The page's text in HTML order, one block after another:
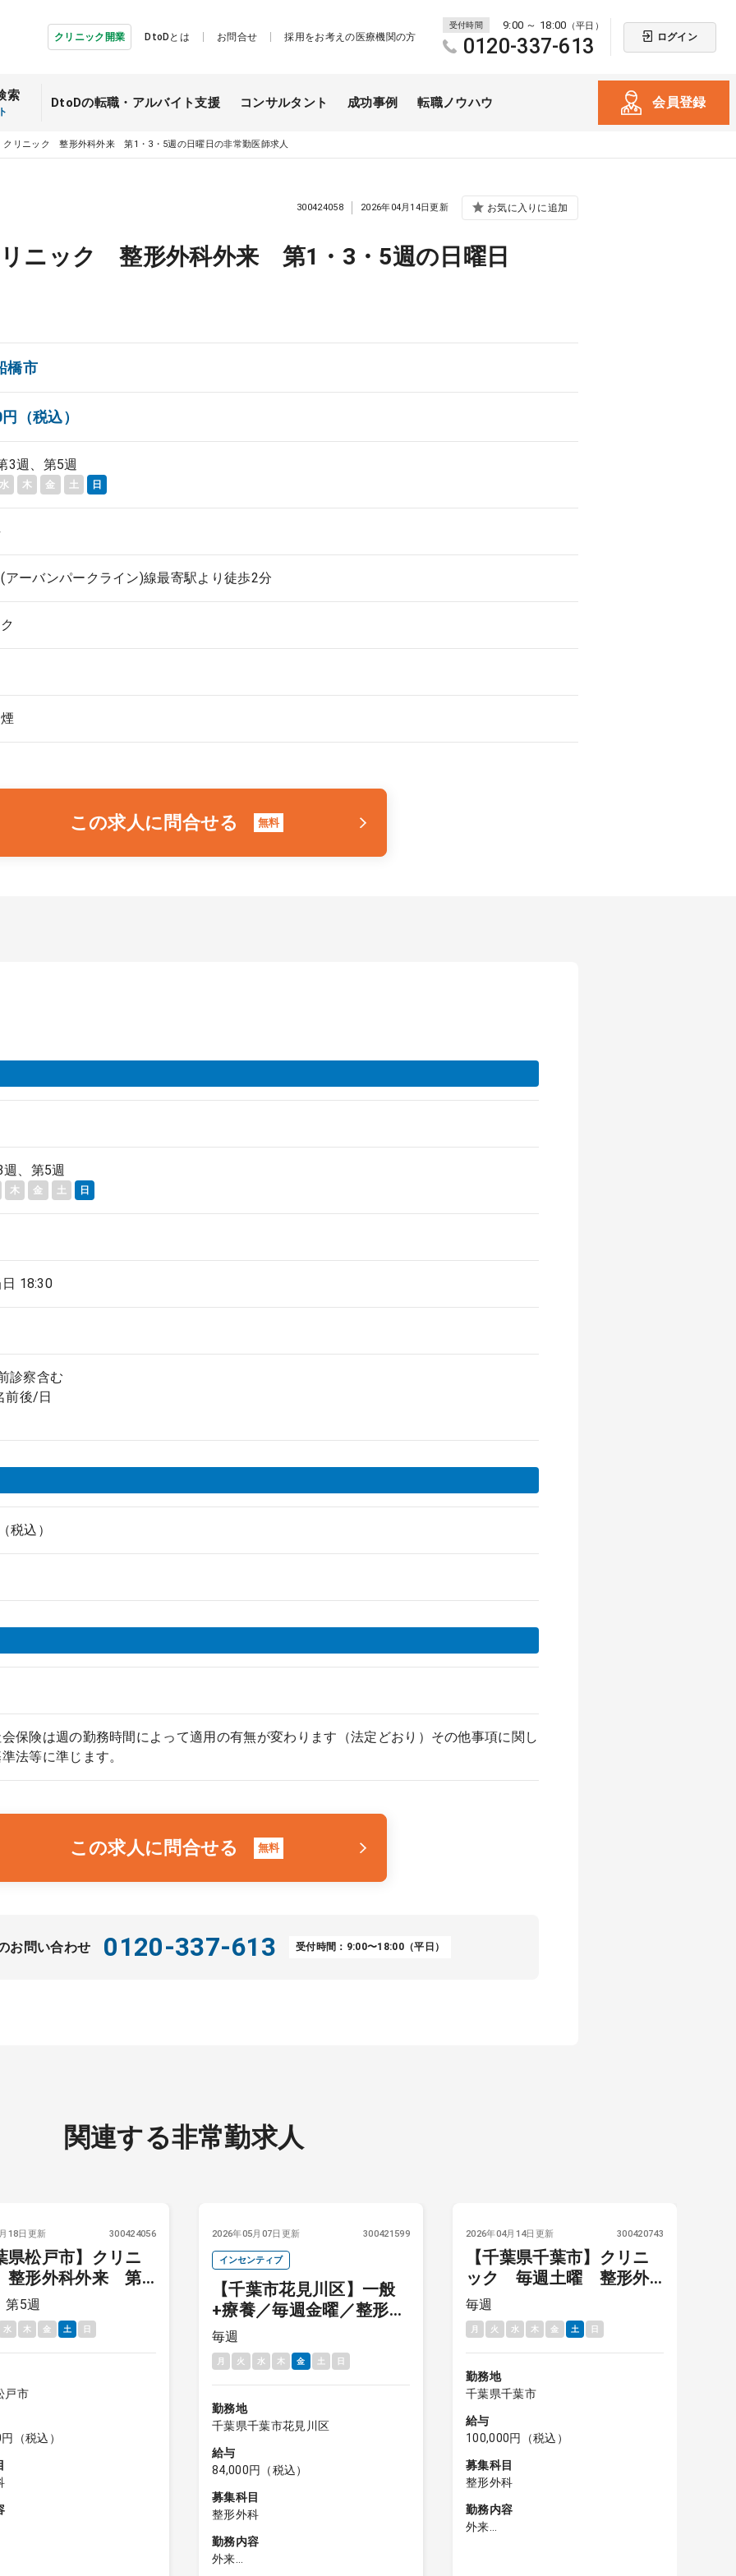
クリニック開業 DtoDとは お問合せ 採用をお考えの医療機関の方
受付時間 9:00 ～ 18:00 （平日）
0120-337-613 ログイン
索 DtoDの転職・ アルバイト支援 コンサルタント 成功事例 転職ノウハウ 会員登録
クリニック 整形外科外来 第1・3・5週の日曜日の非常勤医師求人
ニック 整形外科外来 第1・3・5週の日曜日
300424058 2026年04月14日更新 お気に入りに追加
橋市
（税込）
3週、第5週
木 金 土 日
アーバンパークライン)線最寄駅より徒歩2分
この求人に問合せる 無料
、第5週
木 金 土 日
18:30
診察含む
前後/日
税込）
保険は週の勤務時間によって適用の有無が変わります（法定どおり）その他事項に関し
法等に準じます。
この求人に問合せる 無料
お問い合わせ 0120-337-613 受付時間：9:00〜18:00（平日）
関連する非常勤求人
18日更新 300424056
県松戸市】クリニ
形外科外来 第
土曜
第5週
水 木 金 土 日
戸市
（税込）
2026年05月07日更新 300421599
インセンティブ
【千葉市花見川区】一般
+療養／毎週金曜／整形外
科外来
毎週
月 火 水 木 金 土 日
勤務地
千葉県千葉市花見川区
給与
84,000円（税込）
募集科目
整形外科
勤務内容
外来
2026年04月14日更新 300420743
【千葉県千葉市】クリニ
ック 毎週土曜 整形外
科（リハビリ前診察含
む）
毎週
月 火 水 木 金 土 日
勤務地
千葉県千葉市
給与
100,000円（税込）
募集科目
整形外科
勤務内容
外来